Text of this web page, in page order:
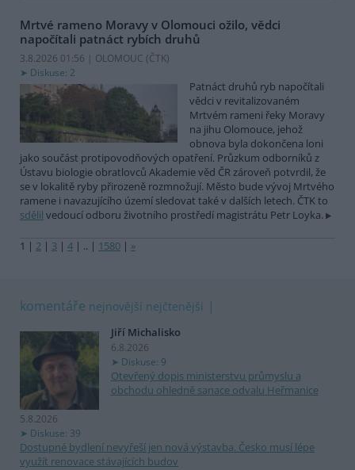
Mrtvé rameno Moravy v Olomouci ožilo, vědci
napočítali patnáct rybích druhů
3.8.2026 01:56 | OLOMOUC (ČTK)
Diskuse: 2
Patnáct druhů ryb napočítali
vědci v revitalizovaném
Mrtvém rameni řeky Moravy
na jihu Olomouce, jehož
obnova byla dokončena loni
jako součást protipovodňových opatření. Průzkum odborníků z
Ústavu biologie obratlovců Akademie věd ČR zároveň potvrdil, že
se v lokalitě ryby přirozeně rozmnožují. Město bude vývoj Mrtvého
ramene i navazujícího území sledovat také v dalších letech. ČTK to
sdělil vedoucí odboru životního prostředí magistrátu Petr Loyka.
1 | 2 | 3 | 4 | .. | 1580 | »
komentáře nejnovější nejčtenější
Jiří Michalisko
6.8.2026
Diskuse: 9
Otevřený dopis ministerstvu průmyslu a
obchodu ohledně sanace odvalu Heřmanice
5.8.2026
Diskuse: 39
Dostupné bydlení nevyřeší jen nová výstavba. Česko musí lépe
využít renovace stávajících budov